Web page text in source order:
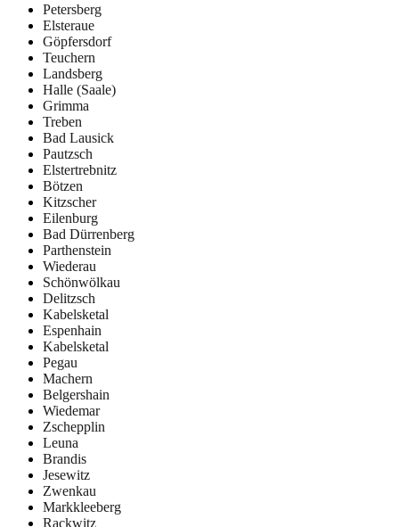
Petersberg
Elsteraue
Göpfersdorf
Teuchern
Landsberg
Halle (Saale)
Grimma
Treben
Bad Lausick
Pautzsch
Elstertrebnitz
Bötzen
Kitzscher
Eilenburg
Bad Dürrenberg
Parthenstein
Wiederau
Schönwölkau
Delitzsch
Kabelsketal
Espenhain
Kabelsketal
Pegau
Machern
Belgershain
Wiedemar
Zschepplin
Leuna
Brandis
Jesewitz
Zwenkau
Markkleeberg
Rackwitz